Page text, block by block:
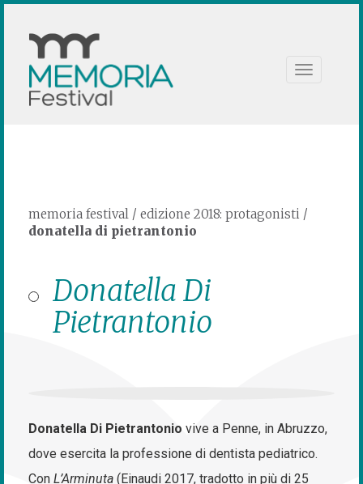
Toggle
memoria festival / edizione 2018: protagonisti /
donatella di pietrantonio
Donatella Di
Pietrantonio
Donatella Di Pietrantonio vive a Penne, in Abruzzo,
dove esercita la professione di dentista pediatrico.
Con L’Arminuta (Einaudi 2017, tradotto in più di 25